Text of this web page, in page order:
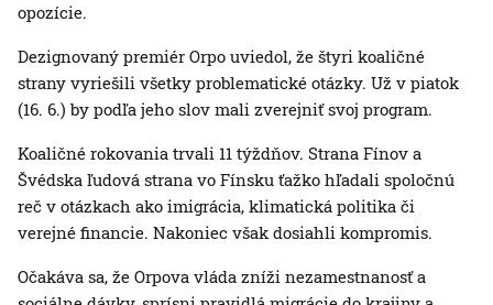
opozície.
Dezignovaný premiér Orpo uviedol, že štyri koaličné
strany vyriešili všetky problematické otázky. Už v piatok
(16. 6.) by podľa jeho slov mali zverejniť svoj program.
Koaličné rokovania trvali 11 týždňov. Strana Fínov a
Švédska ľudová strana vo Fínsku ťažko hľadali spoločnú
reč v otázkach ako imigrácia, klimatická politika či
verejné financie. Nakoniec však dosiahli kompromis.
Očakáva sa, že Orpova vláda zníži nezamestnanosť a